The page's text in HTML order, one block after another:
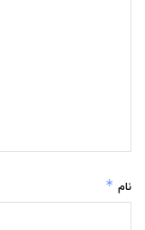
نام *